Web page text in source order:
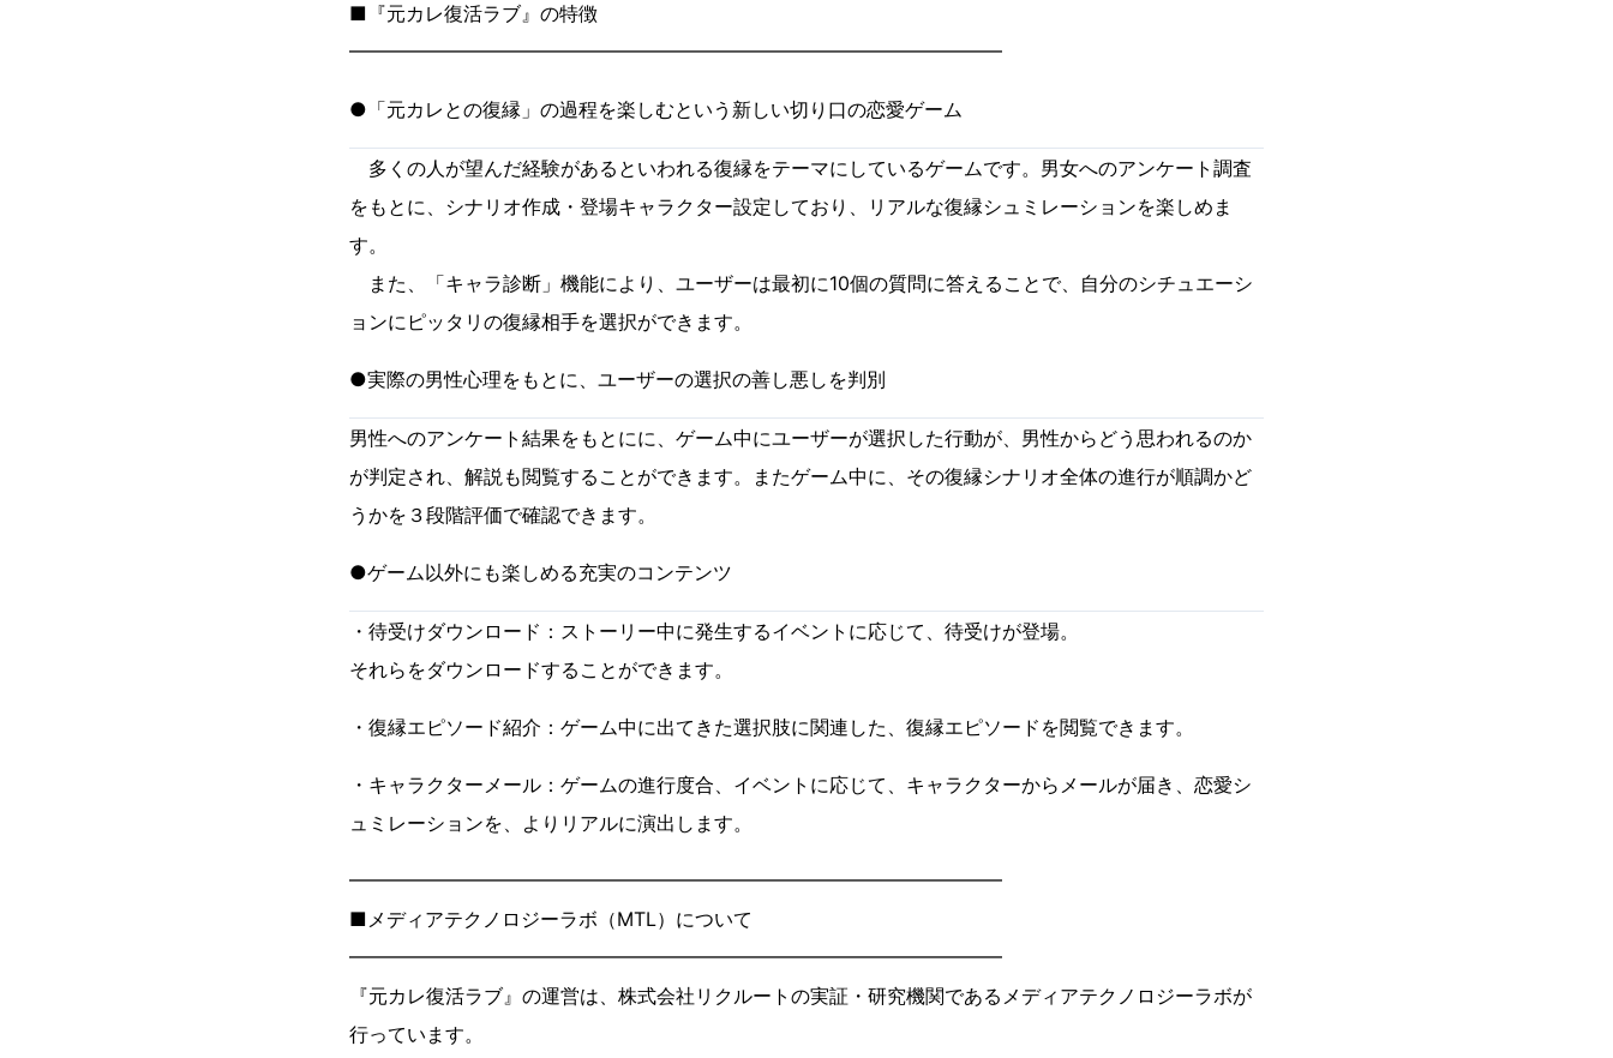
■『元カレ復活ラブ』の特徴
━━━━━━━━━━━━━━━━━━━━━━━━━━━━━━━━━━
●「元カレとの復縁」の過程を楽しむという新しい切り口の恋愛ゲーム
多くの人が望んだ経験があるといわれる復縁をテーマにしているゲームです。男女へのアンケート調査
をもとに、シナリオ作成・登場キャラクター設定しており、リアルな復縁シュミレーションを楽しめま
す。
また、「キャラ診断」機能により、ユーザーは最初に10個の質問に答えることで、自分のシチュエーシ
ョンにピッタリの復縁相手を選択ができます。
●実際の男性心理をもとに、ユーザーの選択の善し悪しを判別
男性へのアンケート結果をもとにに、ゲーム中にユーザーが選択した行動が、男性からどう思われるのか
が判定され、解説も閲覧することができます。またゲーム中に、その復縁シナリオ全体の進行が順調かど
うかを３段階評価で確認できます。
●ゲーム以外にも楽しめる充実のコンテンツ
・待受けダウンロード：ストーリー中に発生するイベントに応じて、待受けが登場。
それらをダウンロードすることができます。
・復縁エピソード紹介：ゲーム中に出てきた選択肢に関連した、復縁エピソードを閲覧できます。
・キャラクターメール：ゲームの進行度合、イベントに応じて、キャラクターからメールが届き、恋愛シ
ュミレーションを、よりリアルに演出します。
━━━━━━━━━━━━━━━━━━━━━━━━━━━━━━━━━━
■メディアテクノロジーラボ（MTL）について
━━━━━━━━━━━━━━━━━━━━━━━━━━━━━━━━━━
『元カレ復活ラブ』の運営は、株式会社リクルートの実証・研究機関であるメディアテクノロジーラボが
行っています。